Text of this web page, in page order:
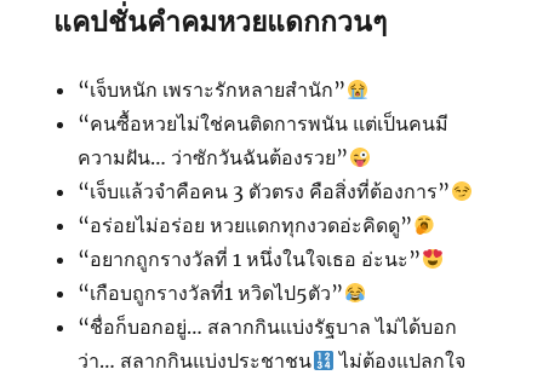
แคปชั่นคำคมหวยแดกกวนๆ
“เจ็บหนัก เพราะรักหลายสำนัก”
“คนซื้อหวยไม่ใช่คนติดการพนัน แต่เป็นคนมี
ความฝัน… ว่าซักวันฉันต้องรวย”
“เจ็บแล้วจำคือคน 3 ตัวตรง คือสิ่งที่ต้องการ”
“อร่อยไม่อร่อย หวยแดกทุกงวดอ่ะคิดดู”
“อยากถูกรางวัลที่ 1 หนึ่งในใจเธอ อ่ะนะ”
“เกือบถูกรางวัลที่1 หวิดไป5ตัว”
“ชื่อก็บอกอยู่… สลากกินแบ่งรัฐบาล ไม่ได้บอก
ว่า… สลากกินแบ่งประชาชน
ไม่ต้องแปลกใจ